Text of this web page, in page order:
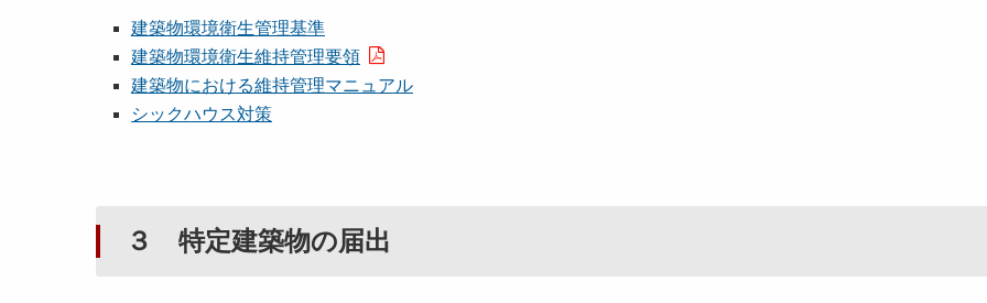
建築物環境衛生管理基準
建築物環境衛生維持管理要領
建築物における維持管理マニュアル
シックハウス対策
３ 特定建築物の届出